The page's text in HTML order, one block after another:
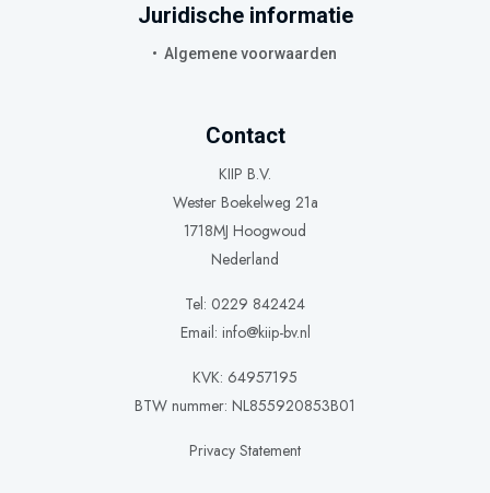
Juridische informatie
Algemene voorwaarden
Contact
KIIP B.V.
Wester Boekelweg 21a
1718MJ Hoogwoud
Nederland
Tel: 0229 842424
Email: info@kiip-bv.nl
KVK: 64957195
BTW nummer: NL855920853B01
Privacy Statement